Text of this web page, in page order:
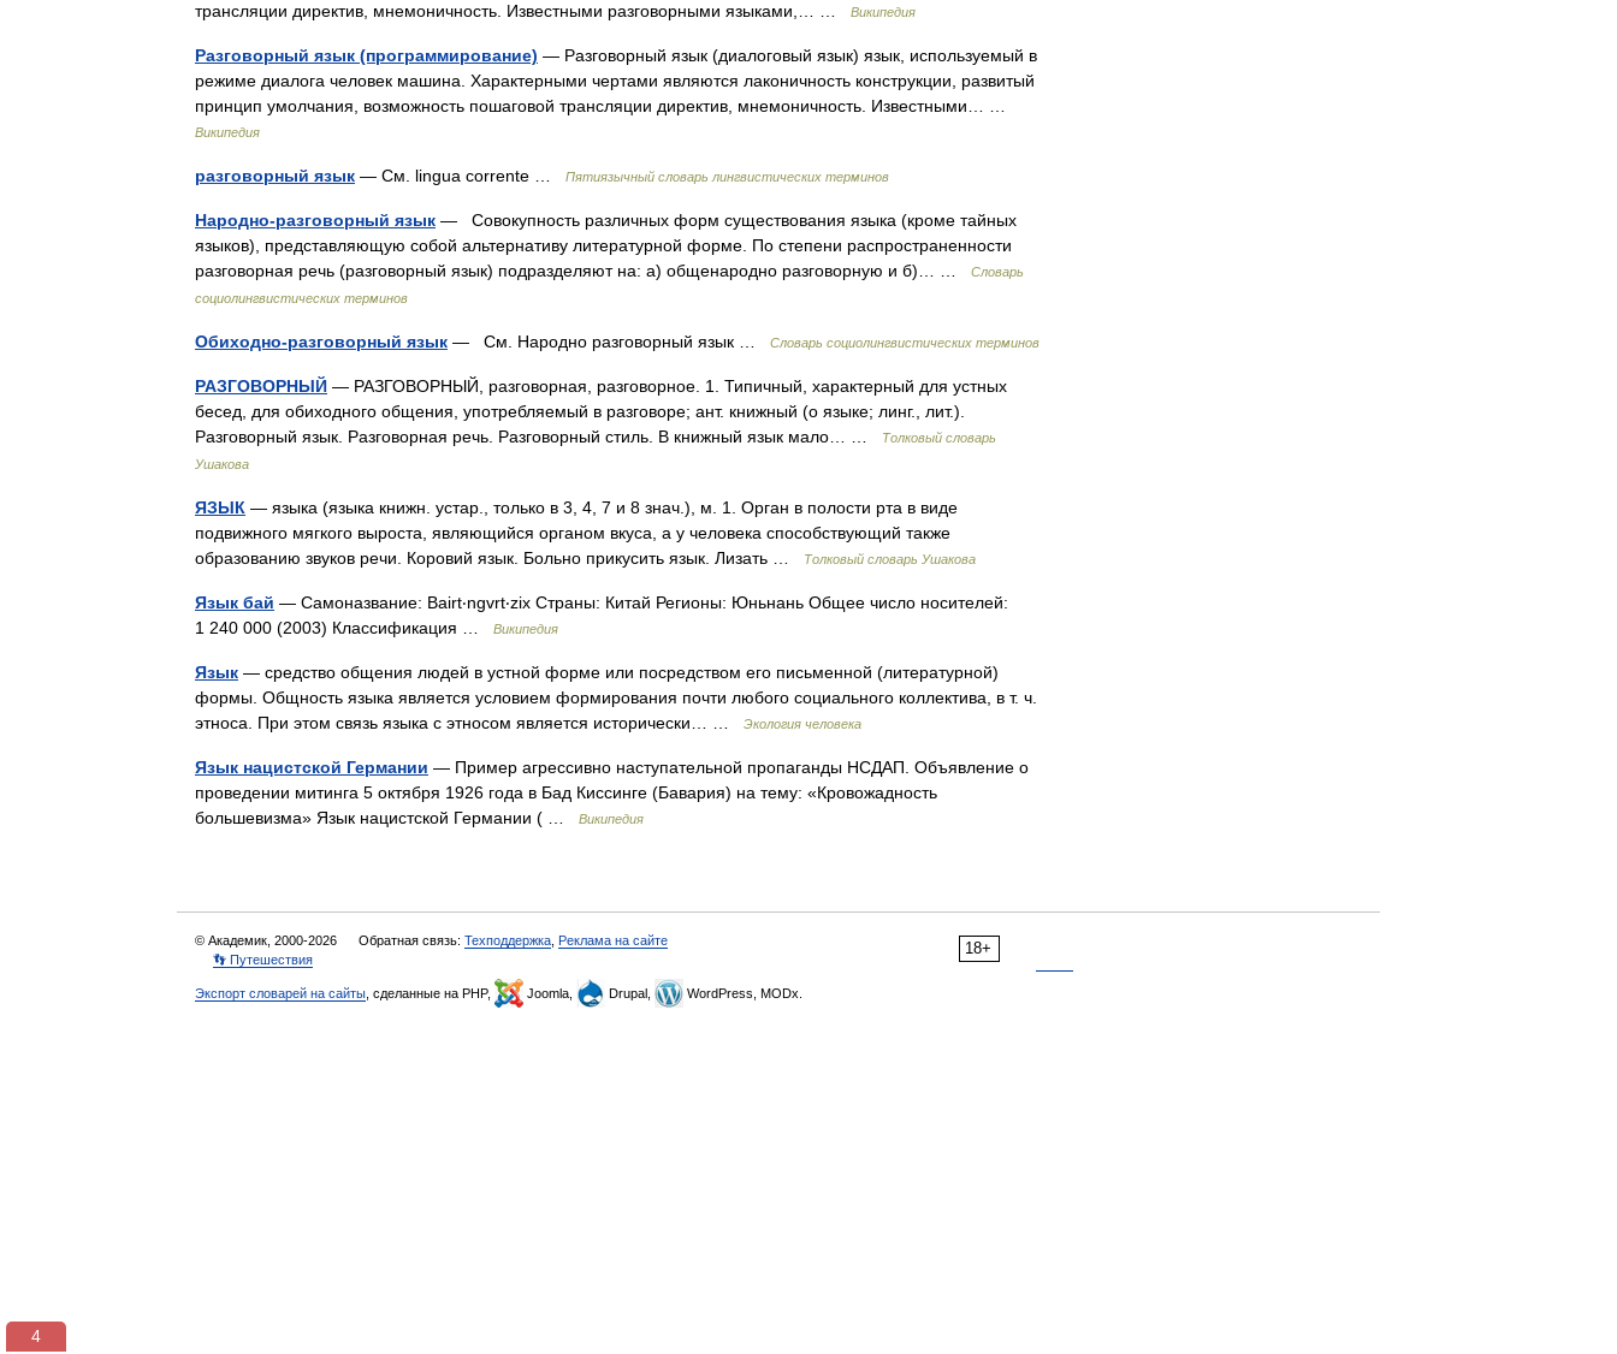
трансляции директив, мнемоничность. Известными разговорными языками,… …
Википедия
Разговорный язык (программирование) — Разговорный язык (диалоговый язык) язык, используемый в
режиме диалога человек машина. Характерными чертами являются лаконичность конструкции, развитый
принцип умолчания, возможность пошаговой трансляции директив, мнемоничность. Известными… …
Википедия
разговорный язык — См. lingua corrente … Пятиязычный словарь лингвистических терминов
Народно-разговорный язык — Совокупность различных форм существования языка (кроме тайных
языков), представляющую собой альтернативу литературной форме. По степени распространенности
разговорная речь (разговорный язык) подразделяют на: а) общенародно разговорную и б)… …
Словарь
социолингвистических терминов
Обиходно-разговорный язык — См. Народно разговорный язык … Словарь социолингвистических терминов
РАЗГОВОРНЫЙ — РАЗГОВОРНЫЙ, разговорная, разговорное. 1. Типичный, характерный для устных
бесед, для обиходного общения, употребляемый в разговоре; ант. книжный (о языке; линг., лит.).
Разговорный язык. Разговорная речь. Разговорный стиль. В книжный язык мало… …
Толковый словарь
Ушакова
ЯЗЫК — языка (языка книжн. устар., только в 3, 4, 7 и 8 знач.), м. 1. Орган в полости рта в виде
подвижного мягкого выроста, являющийся органом вкуса, а у человека способствующий также
образованию звуков речи. Коровий язык. Больно прикусить язык. Лизать …
Толковый словарь Ушакова
Язык бай — Самоназвание: Bairt‧ngvrt‧zix Страны: Китай Регионы: Юньнань Общее число носителей:
1 240 000 (2003) Классификация …
Википедия
Язык — средство общения людей в устной форме или посредством его письменной (литературной)
формы. Общность языка является условием формирования почти любого социального коллектива, в т. ч.
этноса. При этом связь языка с этносом является исторически… …
Экология человека
Язык нацистской Германии — Пример агрессивно наступательной пропаганды НСДАП. Объявление о
проведении митинга 5 октября 1926 года в Бад Киссинге (Бавария) на тему: «Кровожадность
большевизма» Язык нацистской Германии ( …
Википедия
18+
© Академик, 2000-2026 Обратная связь: Техподдержка Реклама на сайте
👣 Путешествия
Экспорт словарей на сайты , сделанные на PHP, Joomla, Drupal, WordPress, MODx.
3